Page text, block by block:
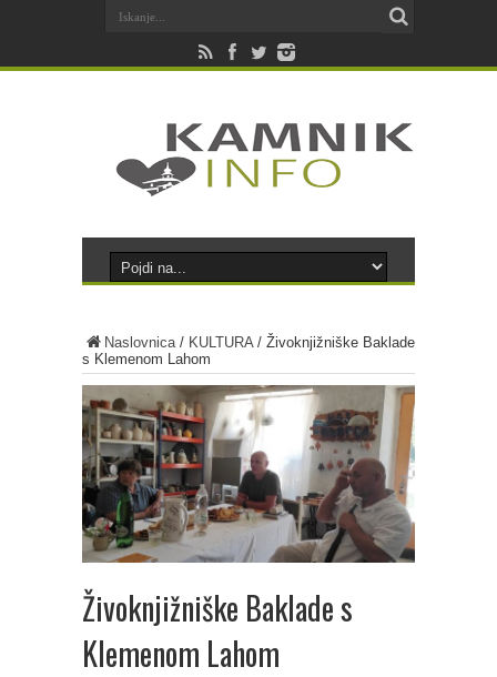
Naslovnica/ KULTURA/ Živoknjižniške Baklade
s Klemenom Lahom
Živoknjižniške Baklade s
Klemenom Lahom